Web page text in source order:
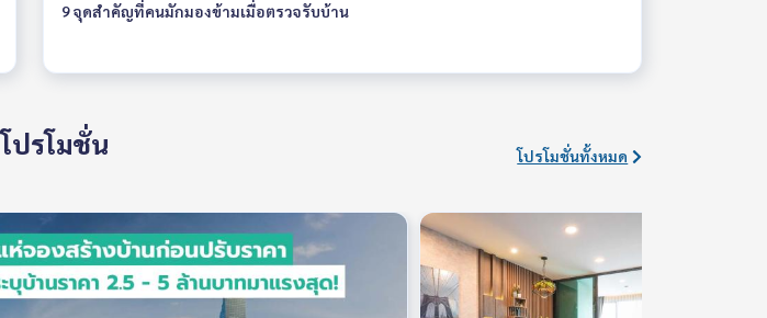
9 จุดสำคัญที่คนมักมองข้ามเมื่อตรวจรับบ้าน
โปรโมชั่น โปรโมชั่นทั้งหมด